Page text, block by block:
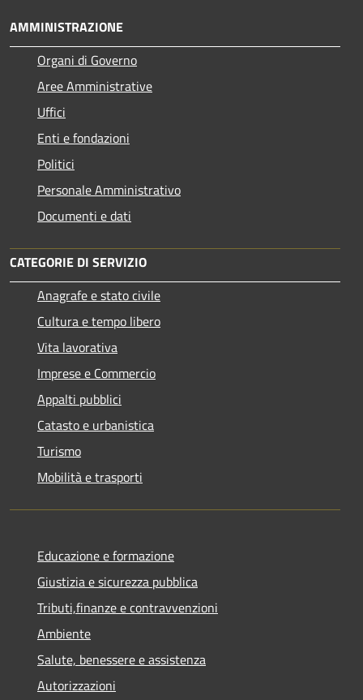
AMMINISTRAZIONE
Organi di Governo
Aree Amministrative
Uffici
Enti e fondazioni
Politici
Personale Amministrativo
Documenti e dati
CATEGORIE DI SERVIZIO
Anagrafe e stato civile
Cultura e tempo libero
Vita lavorativa
Imprese e Commercio
Appalti pubblici
Catasto e urbanistica
Turismo
Mobilità e trasporti
Educazione e formazione
Giustizia e sicurezza pubblica
Tributi,finanze e contravvenzioni
Ambiente
Salute, benessere e assistenza
Autorizzazioni